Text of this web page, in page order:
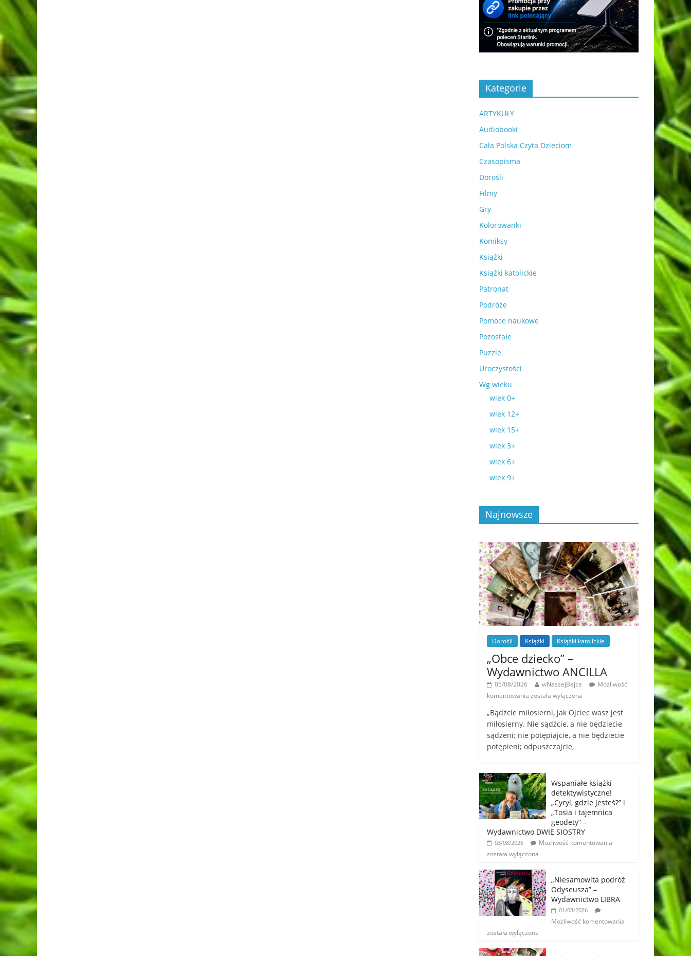
Kategorie
ARTYKUŁY
Audiobooki
Cała Polska Czyta Dzieciom
Czasopisma
Dorośli
Filmy
Gry
Kolorowanki
Komiksy
Książki
Książki katolickie
Patronat
Podróże
Pomoce naukowe
Pozostałe
Puzzle
Uroczystości
Wg wieku
wiek 0+
wiek 12+
wiek 15+
wiek 3+
wiek 6+
wiek 9+
Najnowsze
Dorośli Książki Książki katolickie
„Obce dziecko” –
Wydawnictwo ANCILLA
05/08/2026 wNaszejBajce
Możliwość
komentowania została wyłączona
„Bądźcie miłosierni, jak Ojciec wasz jest
miłosierny. Nie sądźcie, a nie będziecie
sądzeni; nie potępiajcie, a nie będziecie
potępieni; odpuszczajcie,
Wspaniałe książki
detektywistyczne!
„Cyryl, gdzie jesteś?” i
„Tosia i tajemnica
geodety” –
Wydawnictwo DWIE SIOSTRY
03/08/2026
Możliwość komentowania
została wyłączona
„Niesamowita podróż
Odyseusza” –
Wydawnictwo LIBRA
01/08/2026
Możliwość komentowania
została wyłączona